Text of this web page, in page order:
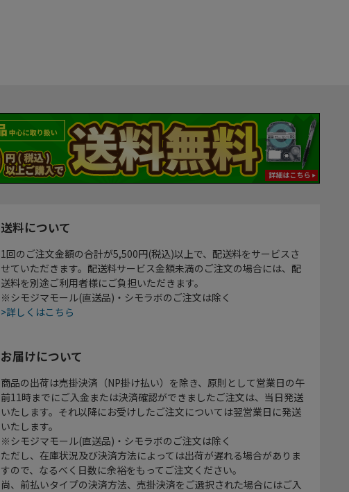
送料について
1回のご注文金額の合計が5,500円(税込)以上で、配送料をサービスさ
せていただきます。配送料サービス金額未満のご注文の場合には、配
送料を別途ご利用者様にご負担いただきます。
※シモジマモール(直送品)・シモラボのご注文は除く
>詳しくはこちら
お届けについて
商品の出荷は売掛決済（NP掛け払い）を除き、原則として営業日の午
前11時までにご入金または決済確認ができましたご注文は、当日発送
いたします。それ以降にお受けしたご注文については翌営業日に発送
いたします。
※シモジマモール(直送品)・シモラボのご注文は除く
ただし、在庫状況及び決済方法によっては出荷が遅れる場合がありま
すので、なるべく日数に余裕をもってご注文ください。
尚、前払いタイプの決済方法、売掛決済をご選択された場合にはご入